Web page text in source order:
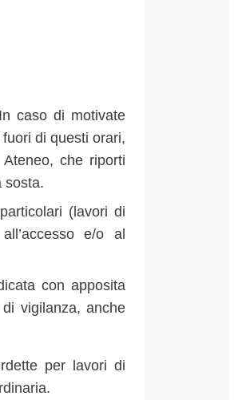
caso di motivate
di questi orari,
che riporti
sosta.
(lavori di
e/o al
con apposita
vigilanza, anche
per lavori di